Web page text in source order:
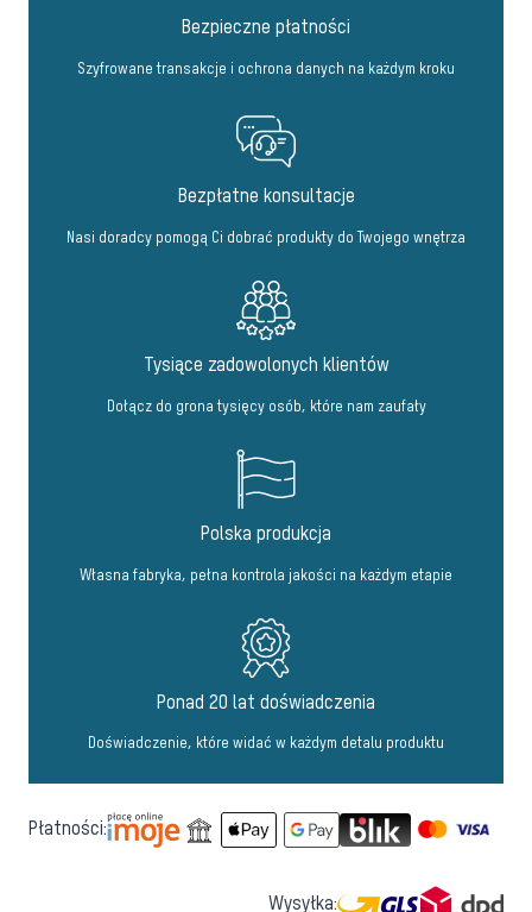
Bezpieczne płatności
Szyfrowane transakcje i ochrona danych na każdym kroku
Bezpłatne konsultacje
Nasi doradcy pomogą Ci dobrać produkty do Twojego wnętrza
Tysiące zadowolonych klientów
Dołącz do grona tysięcy osób, które nam zaufały
Polska produkcja
Własna fabryka, pełna kontrola jakości na każdym etapie
Ponad 20 lat doświadczenia
Doświadczenie, które widać w każdym detalu produktu
Płatności:
Wysyłka: